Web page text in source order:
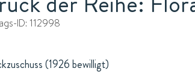
ID: 112998
(1926 bewilligt)